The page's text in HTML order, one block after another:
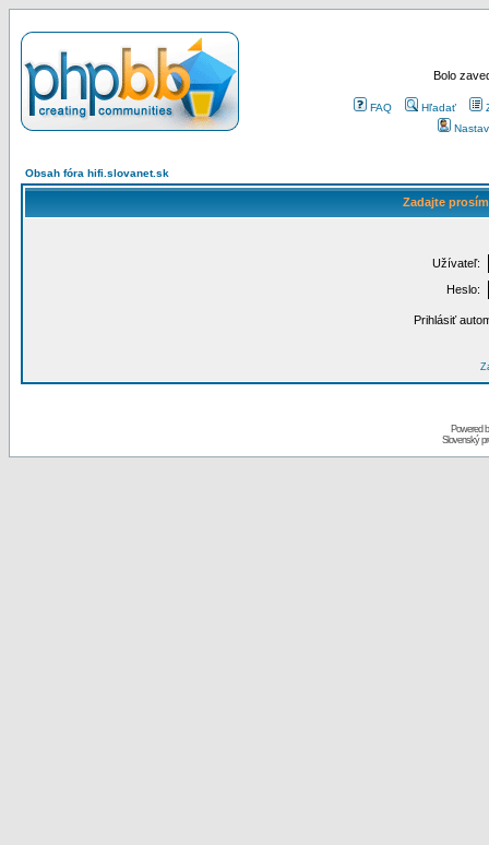
Bolo
FAQ Hľadať
Obsah fóra hifi.slovanet.sk
Zadajte
Užívateľ:
Heslo:
Prihlásiť
Powered
Slovenský